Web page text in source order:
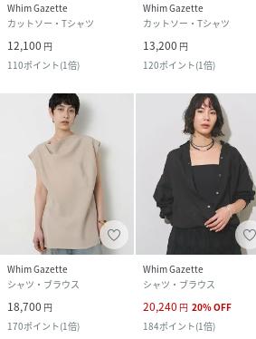
Whim Gazette
カットソー・Tシャツ
12,100 円
110ポイント(1倍)
Whim Gazette
カットソー・Tシャツ
13,200 円
120ポイント(1倍)
Whim Gazette
シャツ・ブラウス
18,700 円
170ポイント(1倍)
Whim Gazette
シャツ・ブラウス
20,240 円 20%OFF
184ポイント(1倍)